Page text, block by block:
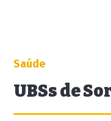
Saúde
UBSs de